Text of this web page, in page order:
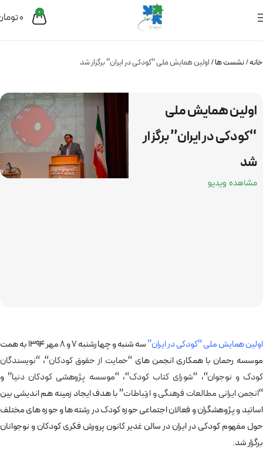
0
0
خانه نشست ها اولین همایش ملی “کودکی در ایران” برگزار شد
اولین همایش ملی
“کودکی در ایران” برگزار
شد
مشاهده ویدیو
اولین همایش ملی “کودکی در ایران”
سه شنبه و چهارشنبه ٧ و ٨ مهر ١٣٩۴ به همت
موسسه رحمان با همکاری انجمن های “حمایت از حقوق کودکان“، “نویسندگان
کودک و نوجوان“، “شورای کتاب کودک“، “موسسه پژوهشی کودکان دنیا” و
“انجمن ایرانی مطالعات فرهنگی و ارتباطات” با هدف ایجاد زمینه هم اندیشی بین
اساتید و پژوهشگران و فعالان اجتماعی حوزه‎ کودک در رشته ها و حوزه های مختلف
حول مفهوم کودکی در ایران در سالن غدیر کانون پرورش فکری کودکان و نوجوانان
برگزار شد.